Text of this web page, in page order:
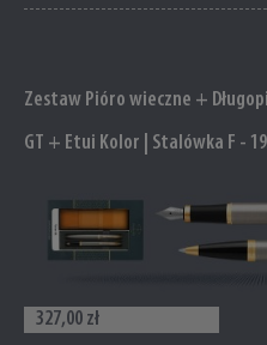
Zestaw Pióro wieczne +
GT + Etui Kolor | Stalówka F -
327,00 zł